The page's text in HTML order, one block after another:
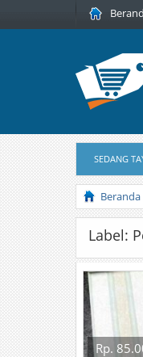
SEDANG
Beranda
Label:
Rp.